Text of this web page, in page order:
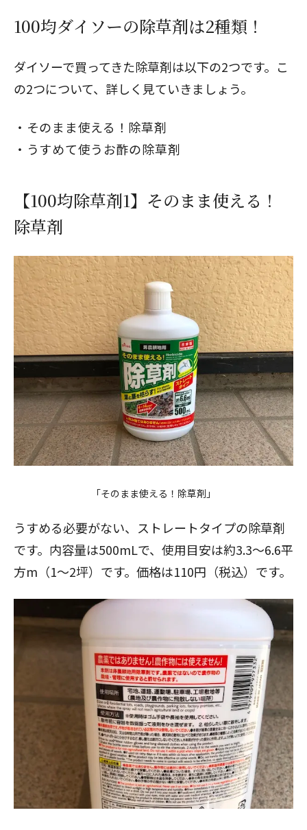
100均ダイソーの除草剤は2種類！
ダイソーで買ってきた除草剤は以下の2つです。こ
の2つについて、詳しく見ていきましょう。
そのまま使える！除草剤
うすめて使うお酢の除草剤
【100均除草剤1】そのまま使える！
除草剤
「そのまま使える！除草剤」
うすめる必要がない、ストレートタイプの除草剤
です。内容量は500mLで、使用目安は約3.3〜6.6平
方m（1〜2坪）です。価格は110円（税込）です。